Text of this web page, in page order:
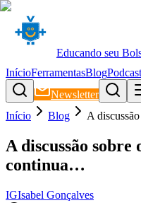
Educando seu
InícioFerramentasBlog
Newsletter
Início
Blog A
A discussão sobre
continua…
IGIsabel Gonçalves